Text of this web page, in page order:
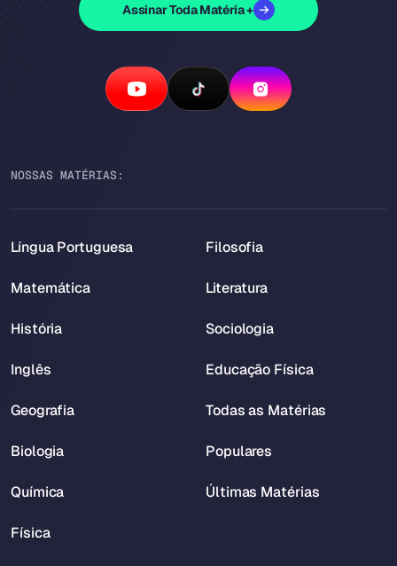
Assinar Toda Matéria +
NOSSAS MATÉRIAS:
Língua Portuguesa
Matemática
História
Inglês
Geografia
Biologia
Química
Física
Filosofia
Literatura
Sociologia
Educação Física
Todas as Matérias
Populares
Últimas Matérias